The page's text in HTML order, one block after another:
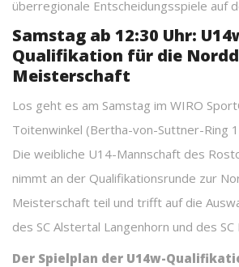
überregionale Entscheidungsspiele auf
Samstag ab 12:30 Uhr:
Qualifikation für die
Meisterschaft
Los geht es am Samstag im WIRO
Toitenwinkel (Bertha-von-Suttner-Ring
Die weibliche U14-Mannschaft des
nimmt an der Qualifikationsrunde zur
Meisterschaft teil und trifft auf die
des SC Alstertal Langenhorn und des SC
Der Spielplan der U14w-